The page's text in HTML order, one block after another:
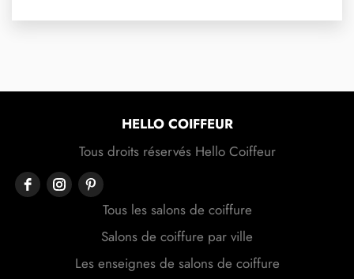
HELLO COIFFEUR
Tous droits réservés Hello Coiffeur
Tous les salons de coiffure
Salons de coiffure par ville
Les enseignes de salons de coiffure